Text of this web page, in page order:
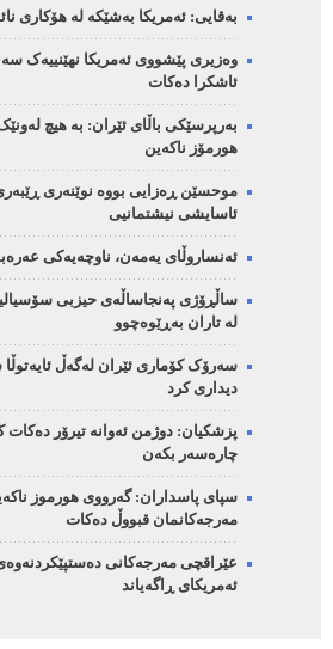
بەقایی: ئەمریکا بەشێکە لە هۆکاری
وەزیری پێشووی ئەمریکا نهێنییەک
ئاشکرا دەکات
بەرپرسێکی باڵای ئێران: بە هیچ
هورمۆز ناکەین
موحسێن ڕەزایی بووە نوێنەری
ئاسایشی نیشتمانیی
ئەنساروڵای یەمەن، ناوچەیەکی
ساڵڕۆژی پەنجاساڵەی حیزبی
لە تاران بەڕێوەچوو
سەرۆک کۆماری ئێران لەگەڵ
دیداری کرد
پزشکیان: دوژمن ئەوانە تیرۆر دەکات
چارەسەر بکەن
سپای پاسداران: گەرووی هورموز
مەرجەکانمان قبووڵ دەکات
عێراقچی مەرجەکانی
ئەمریکای ڕاگەیاند